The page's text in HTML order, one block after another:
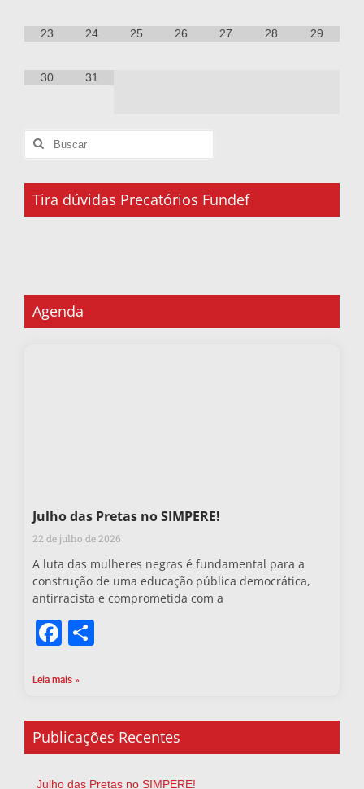
23 24 25 26 27 28 29
30 31
Tira dúvidas Precatórios Fundef
Agenda
Julho das Pretas no SIMPERE!
22 de julho de 2026
A luta das mulheres negras é fundamental para a
construção de uma educação pública democrática,
antirracista e comprometida com a
Facebook
Leia mais »
Publicações Recentes
Julho das Pretas no SIMPERE!